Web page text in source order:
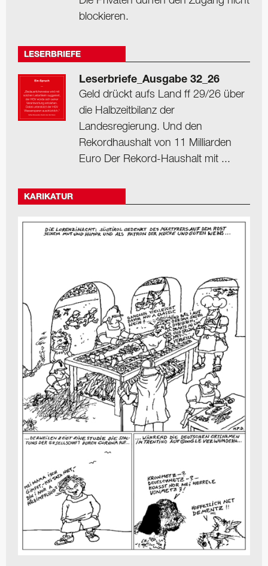
blockieren.
LESERBRIEFE
Leserbriefe_Ausgabe 32_26
Geld drückt aufs Land ff 29/26 über
die Halbzeitbilanz der
Landesregierung. Und den
Rekordhaushalt von 11 Milliarden
Euro Der Rekord-Haushalt mit ...
KARIKATUR